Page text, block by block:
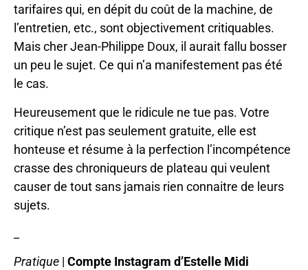
tarifaires qui, en dépit du coût de la machine, de
l’entretien, etc., sont objectivement critiquables.
Mais cher Jean-Philippe Doux, il aurait fallu bosser
un peu le sujet. Ce qui n’a manifestement pas été
le cas.
Heureusement que le ridicule ne tue pas. Votre
critique n’est pas seulement gratuite, elle est
honteuse et résume à la perfection l’incompétence
crasse des chroniqueurs de plateau qui veulent
causer de tout sans jamais rien connaitre de leurs
sujets.
Pratique | Compte Instagram d’Estelle Midi